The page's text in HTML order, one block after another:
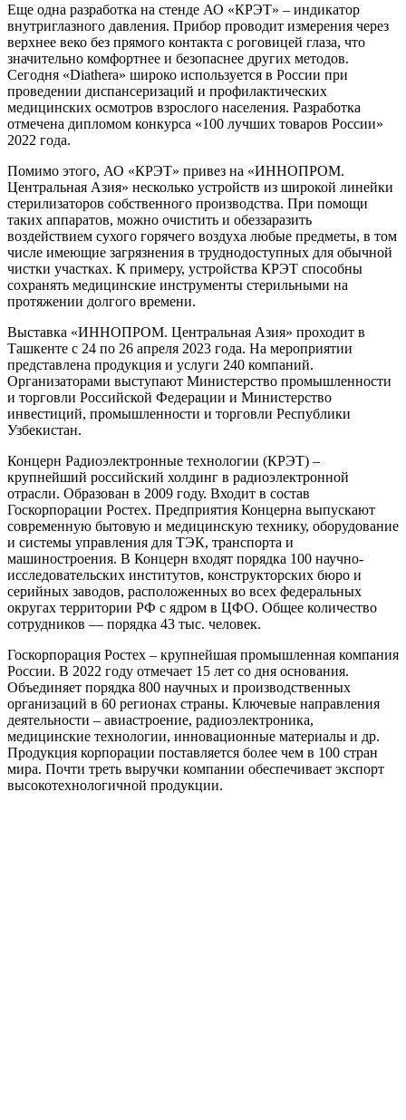
Еще одна разработка на стенде АО «КРЭТ» – индикатор
внутриглазного давления. Прибор проводит измерения через
верхнее веко без прямого контакта с роговицей глаза, что
значительно комфортнее и безопаснее других методов.
Сегодня «Diathera» широко используется в России при
проведении диспансеризаций и профилактических
медицинских осмотров взрослого населения. Разработка
отмечена дипломом конкурса «100 лучших товаров России»
2022 года.
Помимо этого, АО «КРЭТ» привез на «ИННОПРОМ.
Центральная Азия» несколько устройств из широкой линейки
стерилизаторов собственного производства. При помощи
таких аппаратов, можно очистить и обеззаразить
воздействием сухого горячего воздуха любые предметы, в том
числе имеющие загрязнения в труднодоступных для обычной
чистки участках. К примеру, устройства КРЭТ способны
сохранять медицинские инструменты стерильными на
протяжении долгого времени.
Выставка «ИННОПРОМ. Центральная Азия» проходит в
Ташкенте с 24 по 26 апреля 2023 года. На мероприятии
представлена продукция и услуги 240 компаний.
Организаторами выступают Министерство промышленности
и торговли Российской Федерации и Министерство
инвестиций, промышленности и торговли Республики
Узбекистан.
Концерн Радиоэлектронные технологии (КРЭТ) –
крупнейший российский холдинг в радиоэлектронной
отрасли. Образован в 2009 году. Входит в состав
Госкорпорации Ростех. Предприятия Концерна выпускают
современную бытовую и медицинскую технику, оборудование
и системы управления для ТЭК, транспорта и
машиностроения. В Концерн входят порядка 100 научно-
исследовательских институтов, конструкторских бюро и
серийных заводов, расположенных во всех федеральных
округах территории РФ с ядром в ЦФО. Общее количество
сотрудников — порядка 43 тыс. человек.
Госкорпорация Ростех – крупнейшая промышленная компания
России. В 2022 году отмечает 15 лет со дня основания.
Объединяет порядка 800 научных и производственных
организаций в 60 регионах страны. Ключевые направления
деятельности – авиастроение, радиоэлектроника,
медицинские технологии, инновационные материалы и др.
Продукция корпорации поставляется более чем в 100 стран
мира. Почти треть выручки компании обеспечивает экспорт
высокотехнологичной продукции.